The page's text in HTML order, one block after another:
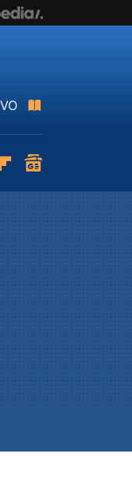
Flipboard